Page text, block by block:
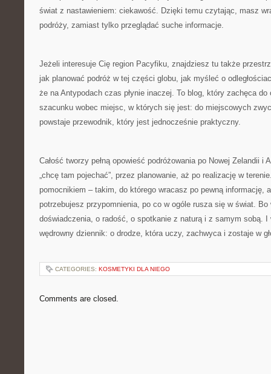
świat z nastawieniem: ciekawość. Dzięki temu czytając, masz
podróży, zamiast tylko przeglądać suche informacje.
Jeżeli interesuje Cię region Pacyfiku, znajdziesz tu także
jak planować podróż w tej części globu, jak myśleć o
że na Antypodach czas płynie inaczej. To blog, który zachęca
szacunku wobec miejsc, w których się jest: do miejscowych
powstaje przewodnik, który jest jednocześnie praktyczny.
Całość tworzy pełną opowieść podróżowania po Nowej Zelandii i
„chcę tam pojechać”, przez planowanie, aż po realizację w
pomocnikiem – takim, do którego wracasz po pewną informację,
potrzebujesz przypomnienia, po co w ogóle rusza się w świat. Bo
doświadczenia, o radość, o spotkanie z naturą i z samym sobą. I
wędrowny dziennik: o drodze, która uczy, zachwyca i zostaje w
CATEGORIES: KOSMETYKI DLA NIEGO
Comments are closed.